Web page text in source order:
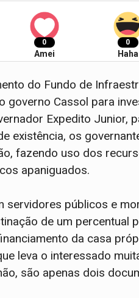
0
Amei
0
Haha
do Fundo de
governo Cassol para
Expedito Junior,
existência, os
fazendo uso dos
apaniguados.
servidores públicos e
de um percentual
da casa
leva o interessado
são apenas dois